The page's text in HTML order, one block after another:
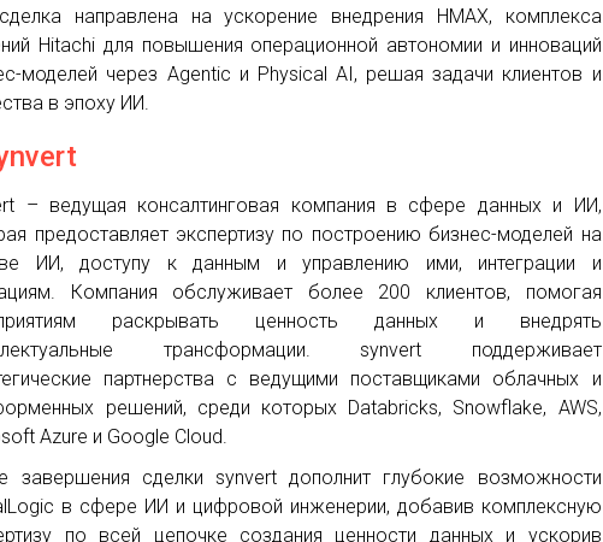
направлена на ускорение внедрения HMAX, комплекса
Hitachi для повышения операционной автономии и инноваций
моделей через Agentic и Physical AI, решая задачи клиентов и
в эпоху ИИ.
– ведущая консалтинговая компания в сфере данных и ИИ,
предоставляет экспертизу по построению бизнес-моделей на
ИИ, доступу к данным и управлению ими, интеграции и
Компания обслуживает более 200 клиентов, помогая
раскрывать ценность данных и внедрять
трансформации. synvert поддерживает
партнерства с ведущими поставщиками облачных и
решений, среди которых Databricks, Snowflake, AWS,
Azure и Google Cloud.
завершения сделки synvert дополнит глубокие возможности
в сфере ИИ и цифровой инженерии, добавив комплексную
по всей цепочке создания ценности данных и ускорив